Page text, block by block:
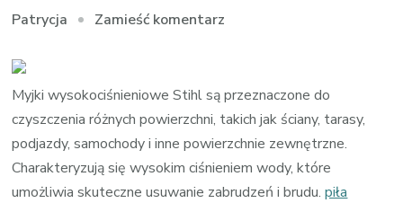
Patrycja Zamieść komentarz
łańcuchowa,
Gdzie
kupić?
Myjki wysokociśnieniowe Stihl są przeznaczone do
czyszczenia różnych powierzchni, takich jak ściany, tarasy,
podjazdy, samochody i inne powierzchnie zewnętrzne.
Charakteryzują się wysokim ciśnieniem wody, które
umożliwia skuteczne usuwanie zabrudzeń i brudu.piła